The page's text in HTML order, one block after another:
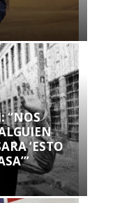
“NOS
‘ESTO